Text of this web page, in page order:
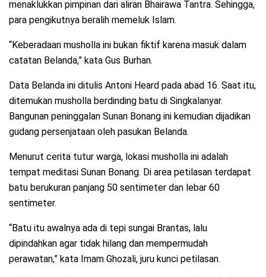
menaklukkan pimpinan dari aliran Bhairawa Tantra. Sehingga,
para pengikutnya beralih memeluk Islam.
“Keberadaan musholla ini bukan fiktif karena masuk dalam
catatan Belanda,” kata Gus Burhan.
Data Belanda ini ditulis Antoni Heard pada abad 16. Saat itu,
ditemukan musholla berdinding batu di Singkalanyar.
Bangunan peninggalan Sunan Bonang ini kemudian dijadikan
gudang persenjataan oleh pasukan Belanda.
Menurut cerita tutur warga, lokasi musholla ini adalah
tempat meditasi Sunan Bonang. Di area petilasan terdapat
batu berukuran panjang 50 sentimeter dan lebar 60
sentimeter.
“Batu itu awalnya ada di tepi sungai Brantas, lalu
dipindahkan agar tidak hilang dan mempermudah
perawatan,” kata Imam Ghozali, juru kunci petilasan.